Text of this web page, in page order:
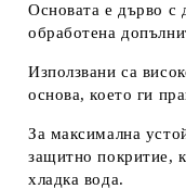
Основата е дърво с
обработена
Използвани са
основа, което ги
За максимална
защитно покритие,
хладка вода.